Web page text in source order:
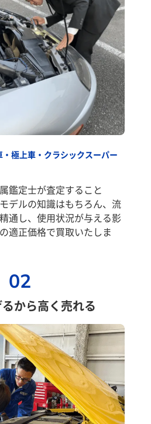
極上車・クラシックスーパー
鑑定士が査定すること
デルの知識はもちろん、流
通し、使用状況が与える影
適正価格で買取いたしま
02
から高く売れる